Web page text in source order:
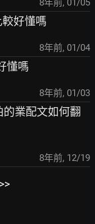
8年前, 01/05
好懂嗎
8年前, 01/04
懂嗎
8年前, 01/03
業配文如何翻
8年前, 12/19